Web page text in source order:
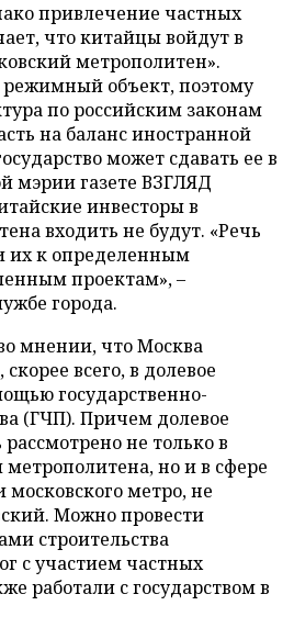
привлечение частных
что китайцы войдут в
метрополитен».
режимный объект, поэтому
по российским законам
на баланс иностранной
может сдавать ее в
мэрии газете ВЗГЛЯД
инвесторы в
входить не будут. «Речь
их к определенным
проектам»,–
города.
мнении, что Москва
всего, в долевое
государственно-
(ГЧП). Причем долевое
не только в
метрополитена, но и в сфере
московского метро, не
Можно провести
строительства
с участием частных
работали с государством в